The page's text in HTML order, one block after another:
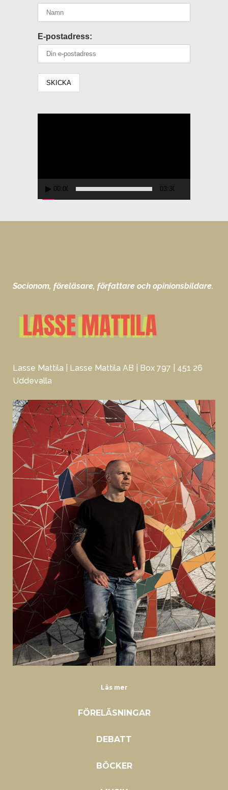
E-postadress:
00:00 03:30
Socionom, föreläsare, författare och opinionsbildare.
Lasse Mattila | Lasse Mattila AB | Box 797 | 451 26
Uddevalla
Läs mer
FÖRELÄSNINGAR
DEBATT
BÖCKER